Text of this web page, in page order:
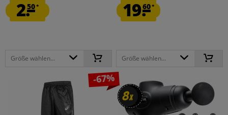
2.50*
Größe wählen...
19.60*
Größe wählen...
-67%
8x
8x